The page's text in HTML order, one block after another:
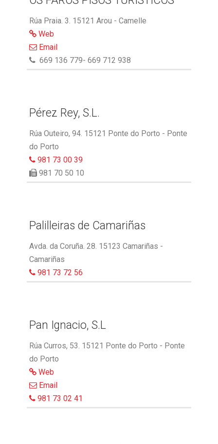
Rúa Praia. 3. 15121 Arou - Camelle
Web
Email
669 136 779- 669 712 938
Pérez Rey, S.L.
Rúa Outeiro, 94. 15121 Ponte do Porto - Ponte
do Porto
981 73 00 39
981 70 50 10
Palilleiras de Camariñas
Avda. da Coruña. 28. 15123 Camariñas -
Camariñas
981 73 72 56
Pan Ignacio, S.L
Rúa Curros, 53. 15121 Ponte do Porto - Ponte
do Porto
Web
Email
981 73 02 41